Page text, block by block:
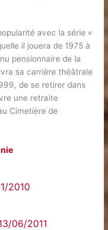
avec la série «
il jouera de 1975 à
pensionnaire de la
sa carrière théâtrale
de se retirer dans
une retraite
Cimetière de
2010
06/2011